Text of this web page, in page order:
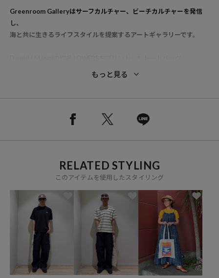
Greenroom Galleryはサーフカルチャー、ビーチカルチャーを発信
し、
海と共に生きるライフスタイルを提案するアートギャラリーです。
広告について学びながら、独自でアート活動をスタートさせます。
ユニークな視点で切り取られた情景をヴィンテージテイストなイラス
今では多くのブランドとのコラボレーションもしており、国境を越え
て世界中のファンに愛されています。
※掲載画像の商品の色味は、屋外や屋内の光の照射や角度により実物
と色味が異なる場合がございます。また表示のサイズ感と実物は若干
異なる場合もございますので、予めご了承ください。
※着用、お取り扱いの際は、商品についている品質表示とアテンショ
ンタグを必ずご確認下さい。
もっと見る
RELATED STYLING
このアイテムを使用したスタイリング